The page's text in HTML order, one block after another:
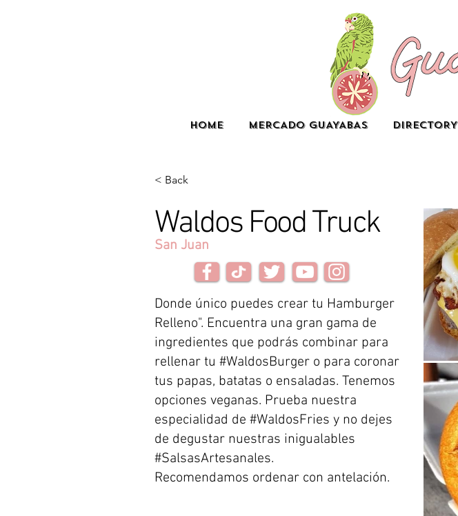
HOME MERCADO GUAYABAS DIRECTORY
< Back
Waldos Food Truck
San Juan
Donde único puedes crear tu Hamburger
Relleno". Encuentra una gran gama de
ingredientes que podrás combinar para
rellenar tu #WaldosBurger o para coronar
tus papas, batatas o ensaladas. Tenemos
opciones veganas. Prueba nuestra
especialidad de #WaldosFries y no dejes
de degustar nuestras inigualables
#SalsasArtesanales.
Recomendamos ordenar con antelación.